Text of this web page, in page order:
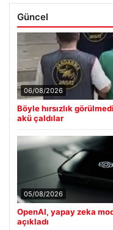
Güncel
06/08/2026
Böyle hırsızlık
akü çaldılar
05/08/2026
OpenAI, yapay zeka
açıkladı